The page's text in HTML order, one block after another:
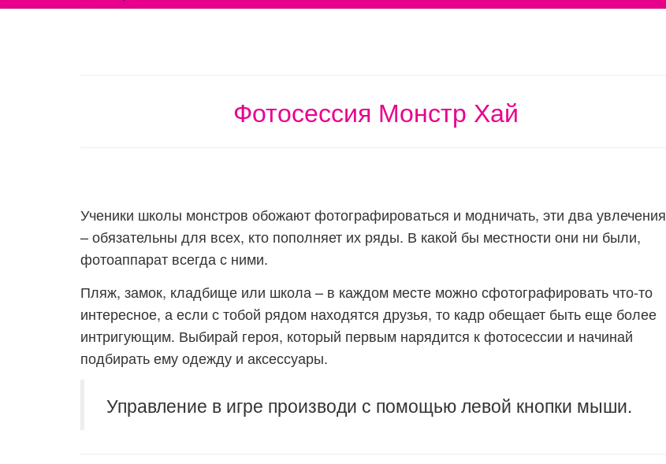
Фотосессия Монстр Хай
Ученики школы монстров обожают фотографироваться и модничать, эти два увлечения
– обязательны для всех, кто пополняет их ряды. В какой бы местности они ни были,
фотоаппарат всегда с ними.
Пляж, замок, кладбище или школа – в каждом месте можно сфотографировать что-то
интересное, а если с тобой рядом находятся друзья, то кадр обещает быть еще более
интригующим. Выбирай героя, который первым нарядится к фотосессии и начинай
подбирать ему одежду и аксессуары.
Управление в игре производи с помощью левой кнопки мыши.